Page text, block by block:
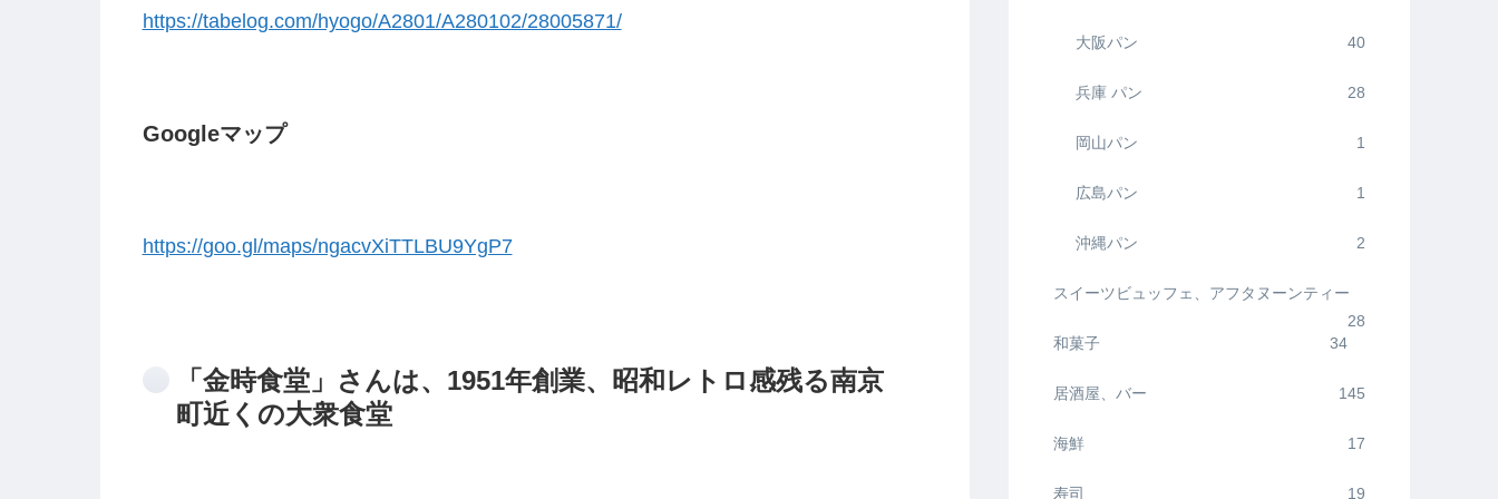
https://tabelog.com/hyogo/A2801/A280102/28005871/
Googleマップ
https://goo.gl/maps/ngacvXiTTLBU9YgP7
「金時食堂」さんは、1951年創業、昭和レトロ感残る南京
町近くの大衆食堂
大阪パン 40
兵庫 パン 28
岡山パン 1
広島パン 1
沖縄パン 2
スイーツビュッフェ、アフタヌーンティー
28
和菓子
34
居酒屋、バー 145
海鮮 17
寿司 19